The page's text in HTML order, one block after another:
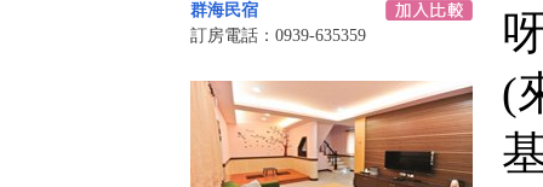
群海民宿
訂房電話：0939-635359
(